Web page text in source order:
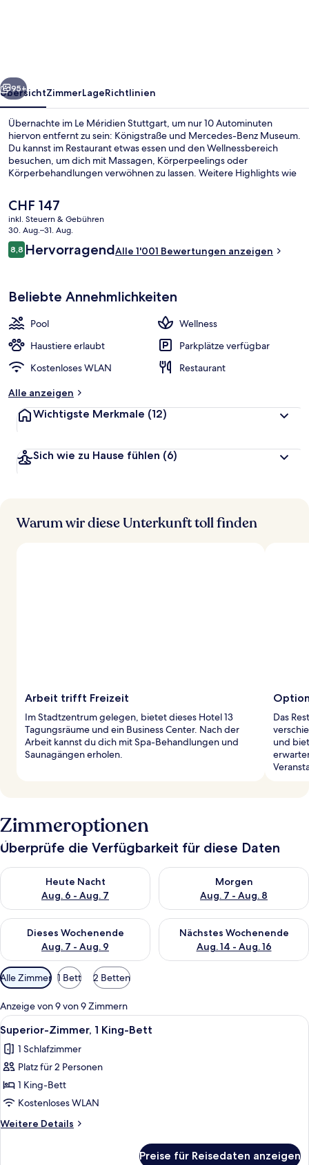
Weiter
95+
ÜbersichtZimmerLageRichtlinien
Übernachte im Le Méridien Stuttgart, um nur 10 Autominuten
hiervon entfernt zu sein: Königstraße und Mercedes-Benz Museum.
Du kannst im Restaurant etwas essen und den Wellnessbereich
besuchen, um dich mit Massagen, Körperpeelings oder
Körperbehandlungen verwöhnen zu lassen. Weitere Highlights wie
geöffnet) sprechen für dieses Hotel im luxuriösen Stil. Andere
Reisende lieben das hilfsbereite Personal. Die öffentlichen
Verkehrsmittel sind nur einen kurzen Fußmarsch entfernt: Zur U-
Bahn-Station Staatsgalerie sind es 3 Minuten und zur U-Bahn-
Station Neckartor 4 Minuten.
Der
aktuelle
Preis
beträgt
CHF 147.
CHF 147
inkl. Steuern & Gebühren
30. Aug.–31. Aug.
Bewertungen
8,88,8 von 10.
HervorragendAlle 1'001 Bewertungen anzeigen
Beliebte Annehmlichkeiten
Pool
Wellness
Haustiere erlaubt
Parkplätze verfügbar
Kostenloses WLAN
Restaurant
Alle anzeigen
Wichtigste Merkmale (12)
Sich wie zu Hause fühlen (6)
Warum wir diese Unterkunft toll finden
Arbeit trifft Freizeit
Im Stadtzentrum gelegen, bietet dieses Hotel 13
Tagungsräume und ein Business Center. Nach der
Arbeit kannst du dich mit Spa-Behandlungen und
Saunagängen erholen.
Das
und
Zimmeroptionen
Überprüfe die Verfügbarkeit für diese Daten
Heute Nacht
Aug. 6 - Aug. 7
Überprüfe die Verfügbarkeit für heute Nacht, Aug. 6 - Aug. 7.
Morgen
Aug. 7 - Aug. 8
Überprüfe die Verfügbarkeit
Dieses Wochenende
Aug. 7 - Aug. 9
Überprüfe die Verfügbarkeit für dieses Wochenende, Aug. 7
Nächstes Wochenende
Aug. 14 - Aug. 16
Überprüfe die Verfügbarkeit
Verfügbare
Filter
für
Zimmer
Alle Zimmer 1 Bett 2 Betten
Anzeige von 9 von 9 Zimmern
Alle
Fotos
für
Superior-
Zimmer,
1 King-
Bett
anzeigen
Ein Hotelzimmer mit einem großen
11
Superior-Zimmer, 1 King-Bett
1 Schlafzimmer
Platz für 2 Personen
1 King-Bett
Kostenloses WLAN
Weitere Details
Weitere
Preise für Reisedaten anzeigen